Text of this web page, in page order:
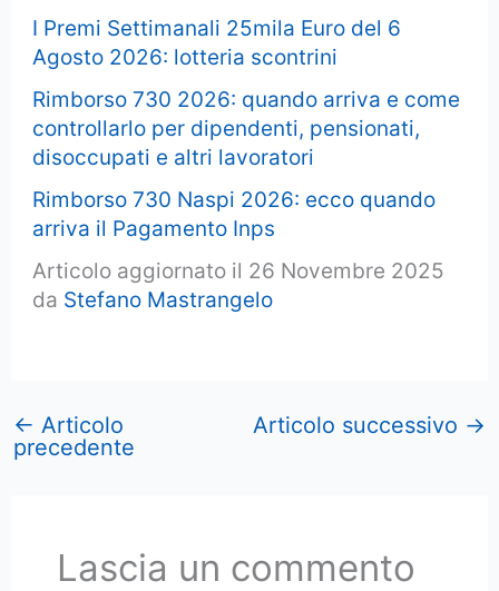
I Premi Settimanali 25mila Euro del 6
Agosto 2026: lotteria scontrini
Rimborso 730 2026: quando arriva e come
controllarlo per dipendenti, pensionati,
disoccupati e altri lavoratori
Rimborso 730 Naspi 2026: ecco quando
arriva il Pagamento Inps
Articolo aggiornato il 26 Novembre 2025
da Stefano Mastrangelo
← Articolo
precedente
Articolo successivo →
Lascia un commento